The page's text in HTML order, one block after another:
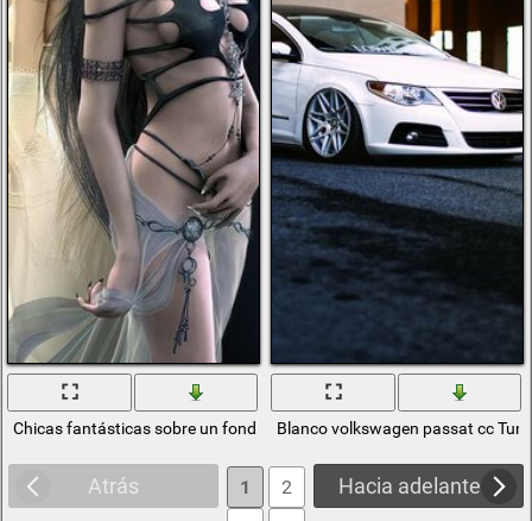
Chicas fantásticas sobre un fondo blanco y negroBlanco volkswagen passat cc
Atrás Hacia adelante
1
2